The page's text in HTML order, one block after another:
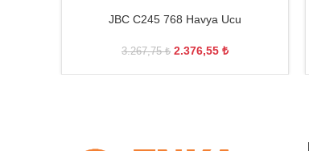
JBC C245 768 Havya Ucu
3.267,75₺ 2.376,55 ₺